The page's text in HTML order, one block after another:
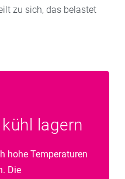
zu sich, das belastet
lagern
hohe Temperaturen
Die